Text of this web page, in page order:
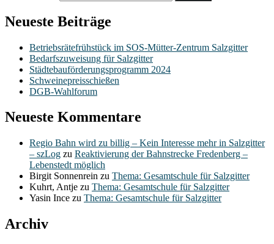
Neueste Beiträge
Betriebsrätefrühstück im SOS-Mütter-Zentrum Salzgitter
Bedarfszuweisung für Salzgitter
Städtebauförderungsprogramm 2024
Schweinepreisschießen
DGB-Wahlforum
Neueste Kommentare
Regio Bahn wird zu billig – Kein Interesse mehr in Salzgitter
– szLog zu Reaktivierung der Bahnstrecke Fredenberg –
Lebenstedt möglich
Birgit Sonnenrein zu Thema: Gesamtschule für Salzgitter
Kuhrt, Antje zu Thema: Gesamtschule für Salzgitter
Yasin Ince zu Thema: Gesamtschule für Salzgitter
Archiv